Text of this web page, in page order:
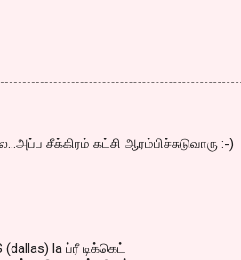
சீக்கிரம் கட்சி ஆரம்பிச்சுடுவாரு :-)
la ப்ரீ டிக்கெட்